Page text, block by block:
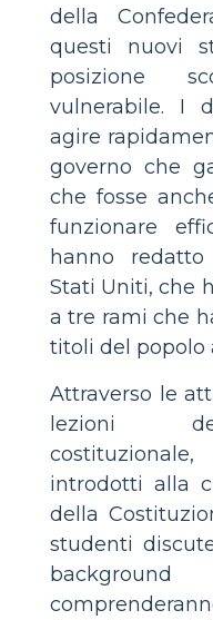
della
questi nuovi
posizione
vulnerabile. I
agire
governo che
che fosse
funzionare
hanno
Stati Uniti, che
a tre rami che
titoli del popolo
Attraverso le
lezioni
introdotti alla
della
studenti
background